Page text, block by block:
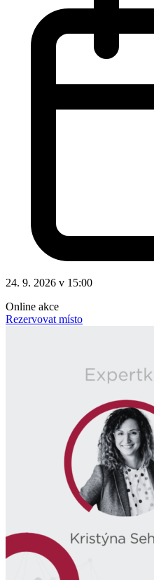
24. 9. 2026 v 15:00
Online akce
Rezervovat místo